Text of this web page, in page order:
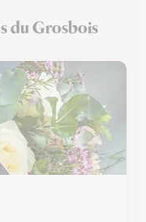
du Grosbois